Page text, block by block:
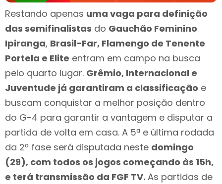
Restando apenas uma vaga para definição
das semifinalistas do Gauchão Feminino
Ipiranga, Brasil-Far, Flamengo de Tenente
Portela e Elite entram em campo na busca
pelo quarto lugar. Grêmio, Internacional e
Juventude já garantiram a classificação e
buscam conquistar a melhor posição dentro
do G-4 para garantir a vantagem e disputar a
partida de volta em casa. A 5ª e última rodada
da 2ª fase será disputada neste domingo
(29), com todos os jogos começando às 15h,
e terá transmissão da FGF TV. As partidas de